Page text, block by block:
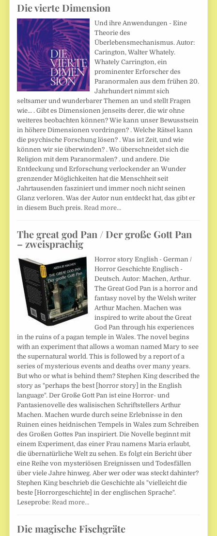
Die vierte Dimension
Und ihre Anwendungen - Eine
Theorie des
Überlebensmechanismus. Autor:
Carington, Walter Whately.
Whately Carrington, ein
prominenter Erforscher des
Paranormalen aus dem frühen 20.
Jahrhundert nimmt sich
seltsamer und wunderbarer Themen an und stellt Fragen
wie... . Gibt es Dimensionen jenseits derer, die wir ohne
weiteres beobachten können? Wie kann unser Bewusstsein
in höhere Dimensionen vordringen? . Welche Rätsel kann
die psychische Forschung lösen? . Was ist Zeit, und wie
können wir sie überwinden? . Wo überschneidet sich die
Religion mit dem Paranormalen? . und andere. Die
Entdeckung und Erforschung verlockender an Wunder
grenzender Möglichkeiten hat die Menschheit seit
Jahrtausenden fasziniert und immer noch nicht seinen
Glanz verloren. Was der Autor nun entdeckt hat, das gibt er
in diesem Buch preis. Read more…
The great god Pan / Der große Gott Pan
– zweisprachig
Horror story English - German /
Horror Geschichte Englisch -
Deutsch. Autor: Machen, Arthur.
The Great God Pan is a horror and
fantasy novel by the Welsh writer
Arthur Machen. Machen was
inspired to write about the Great
God Pan through his experiences
in the ruins of a pagan temple in Wales. The novel begins
with an experiment that allows a woman named Mary to see
the supernatural world. This is followed by a report of a
series of mysterious events and deaths over many years.
But who or what is behind them? Stephen King described the
story as "perhaps the best [horror story] in the English
language". Der Große Gott Pan ist eine Horror- und
Fantasienovelle des walisischen Schriftstellers Arthur
Machen. Machen wurde durch seine Erlebnisse in den
Ruinen eines heidnischen Tempels in Wales zum Schreiben
des Großen Gottes Pan inspiriert. Die Novelle beginnt mit
einem Experiment, das einer Frau namens Maria erlaubt,
die übernatürliche Welt zu sehen. Es folgt ein Bericht über
eine Reihe von mysteriösen Ereignissen und Todesfällen
über viele Jahre hinweg. Aber wer oder was steckt dahinter?
Stephen King beschrieb die Geschichte als "vielleicht die
beste [Horrorgeschichte] in der englischen Sprache".
Leseprobe: Read more…
Die magische Fischgräte